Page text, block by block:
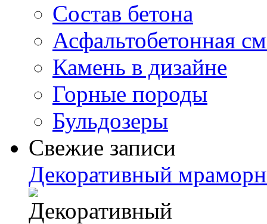
Состав бетона
Асфальтобетонная
Камень в дизайне
Горные породы
Бульдозеры
Свежие записи
Декоративный